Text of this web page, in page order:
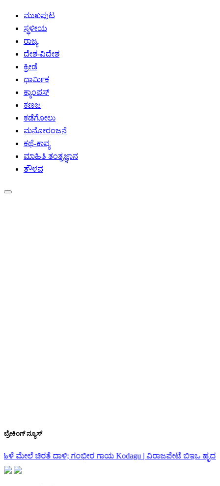
ಮುಖಪುಟ
ಸ್ಥಳೀಯ
ರಾಜ್ಯ
ದೇಶ-ವಿದೇಶ
ಕ್ರೀಡೆ
ಧಾರ್ಮಿಕ
ಕ್ಯಾಂಪಸ್
ಕಣಜ
ಕಡೆಗೋಲು
ಮನೋರಂಜನೆ
ಕಥೆ-ಕಾವ್ಯ
ಮಾಹಿತಿ ತಂತ್ರಜ್ಞಾನ
ತೌಳವ
ಬ್ರೇಕಿಂಗ್ ನ್ಯೂಸ್
Kodagu | ವಿರಾಜಪೇಟೆ ಬಿಇಒ ಹೃದಯಾಘಾತದಿಂದ ಬಸ್ನಲ್ಲೇ ನಿಧನ